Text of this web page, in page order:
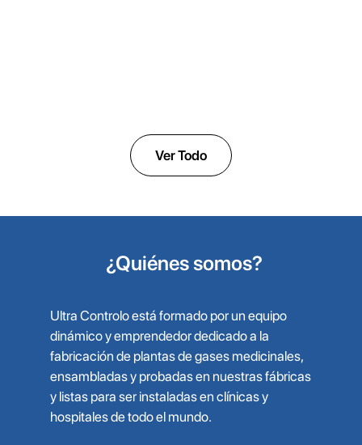
Ver Todo
¿Quiénes somos?
Ultra Controlo está formado por un equipo
dinámico y emprendedor dedicado a la
fabricación de plantas de gases medicinales,
ensambladas y probadas en nuestras fábricas
y listas para ser instaladas en clínicas y
hospitales de todo el mundo.